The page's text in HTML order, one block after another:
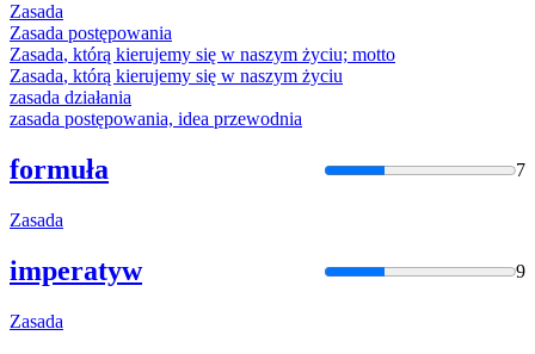
Zasada
Zasada postępowania
Zasada, którą kierujemy się w naszym życiu; motto
Zasada, którą kierujemy się w naszym życiu
zasada działania
zasada postępowania, idea przewodnia
formuła 7
Zasada
imperatyw 9
Zasada